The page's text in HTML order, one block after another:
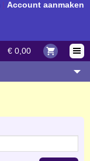
€ 0,00
Account aanmaken